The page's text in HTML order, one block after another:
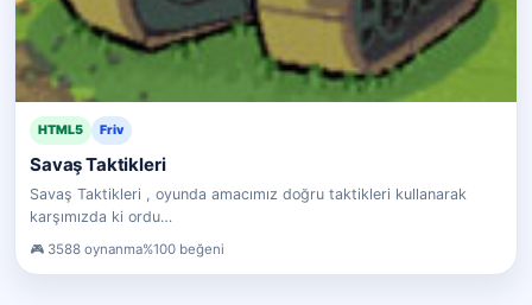
HTML5 Friv
Savaş Taktikleri
Savaş Taktikleri , oyunda amacımız doğru taktikleri kullanarak
karşımızda ki ordu…
3588 oynanma%100 beğeni